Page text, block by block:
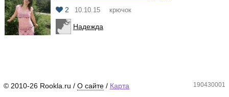
2
10.10.15 крючок
Надежда
© 2010-26 Rookla.ru / О сайте / Карта 190430001